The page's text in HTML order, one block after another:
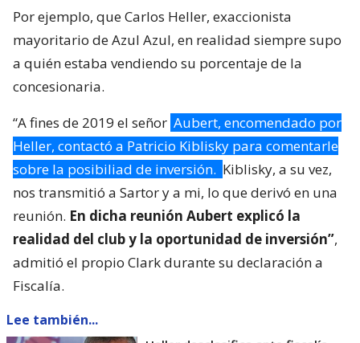
Por ejemplo, que Carlos Heller, exaccionista
mayoritario de Azul Azul, en realidad siempre supo
a quién estaba vendiendo su porcentaje de la
concesionaria.
“A fines de 2019 el señor Aubert, encomendado por
Heller, contactó a Patricio Kiblisky para comentarle
sobre la posibiliad de inversión. Kiblisky, a su vez,
nos transmitió a Sartor y a mi, lo que derivó en una
reunión. En dicha reunión Aubert explicó la
realidad del club y la oportunidad de inversión”,
admitió el propio Clark durante su declaración a
Fiscalía.
Lee también...